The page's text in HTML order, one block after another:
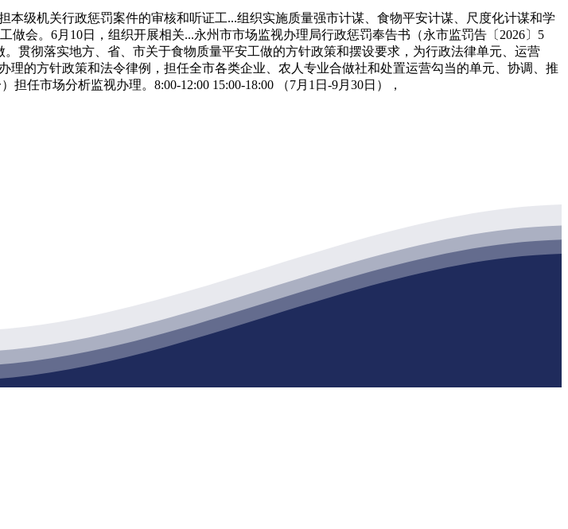
机关行政惩罚案件的审核和听证工...组织实施质量强市计谋、食物平安计谋、尺度化计谋和学
会。6月10日，组织开展相关...永州市市场监视办理局行政惩罚奉告书（永市监罚告〔2026〕5
贯彻落实地方、省、市关于食物质量平安工做的方针政策和摆设要求，为行政法律单元、运营
的方针政策和法令律例，担任全市各类企业、农人专业合做社和处置运营勾当的单元、协调、推
任市场分析监视办理。8:00-12:00 15:00-18:00 （7月1日-9月30日），